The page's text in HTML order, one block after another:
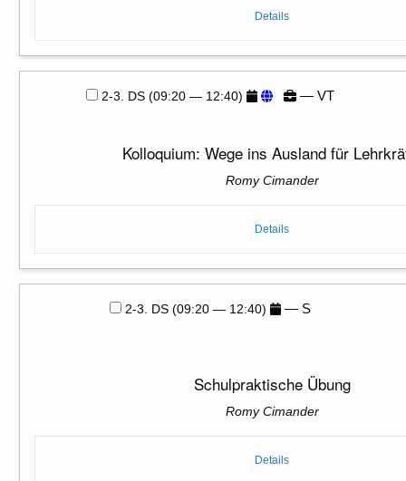
Details
2-3. DS (09:20 — 12:40) — VT
Kolloquium: Wege ins Ausland für
Romy Cimander
Details
2-3. DS (09:20 — 12:40) — S
Schulpraktische Übung
Romy Cimander
Details